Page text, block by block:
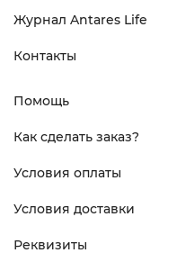
Журнал Antares Life
Контакты
Помощь
Как сделать заказ?
Условия оплаты
Условия доставки
Реквизиты